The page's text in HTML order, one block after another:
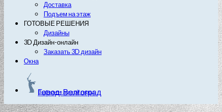
Доставка
Подъем на этаж
ГОТОВЫЕ РЕШЕНИЯ
Дизайны
3D Дизайн-онлайн
Заказать 3D дизайн
Окна
Город: Волгоград
Выберите другой город